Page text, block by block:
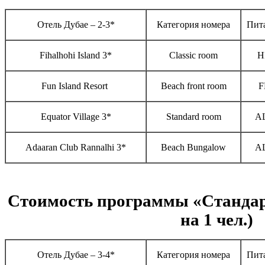
Отель Дубае – 2-3* Категория номера
Fihalhohi Island 3* Classic room
Fun Island Resort Beach front room
Equator Village 3* Standard room
Adaaran Club Rannalhi 3* Beach Bungalow
Стоимость программы
на 1 чел.)
Отель Дубае – 3-4* Категория номера